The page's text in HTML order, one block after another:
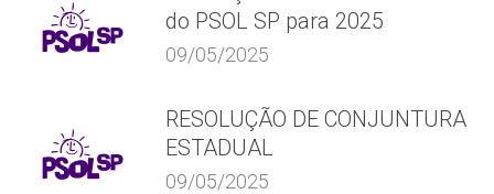
do PSOL SP para 2025
09/05/2025
RESOLUÇÃO DE CONJUNTURA
ESTADUAL
09/05/2025